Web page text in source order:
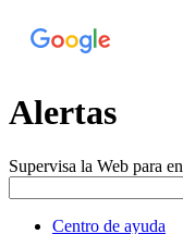
Alertas
Supervisa la Web para
Centro de ayuda